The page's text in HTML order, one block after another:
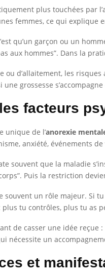
plus touchées par
femmes, ce qui explique
qu’un garçon ou un
aux hommes”. Dans la
ou d’allaitement, les
grossesse
facteurs
unique de l’anorexie
anxiété, événements
souvent que la maladie
Puis la restriction
souvent un rôle majeur. Si
plus tu contrôles, plus tu as
de casser une idée reçue
nécessite un
et